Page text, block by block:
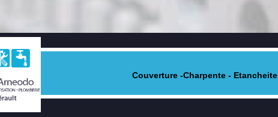
Couverture -Charpente - Etancheite